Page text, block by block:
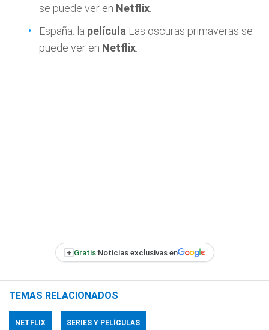
se puede ver en Netflix
España: la película Las oscuras primaveras se
puede ver en Netflix
+ Gratis:Noticias exclusivas en
TEMAS RELACIONADOS
NETFLIX SERIES Y PELÍCULAS